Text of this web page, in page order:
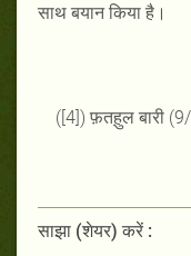
साथ बयान किया है।
([4]) फ़तह़ुल बारी
साझा (शेयर) करें :